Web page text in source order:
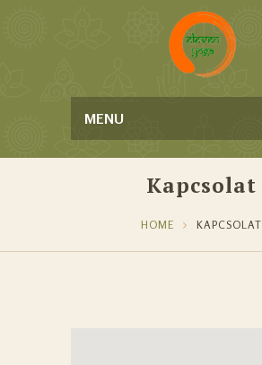
MENU
Kapcsolat
HOME KAPCSOLAT